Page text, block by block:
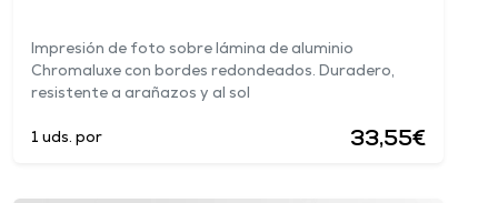
Impresión de foto sobre lámina de aluminio
Chromaluxe con bordes redondeados. Duradero,
resistente a arañazos y al sol
1 uds. por 33,55€